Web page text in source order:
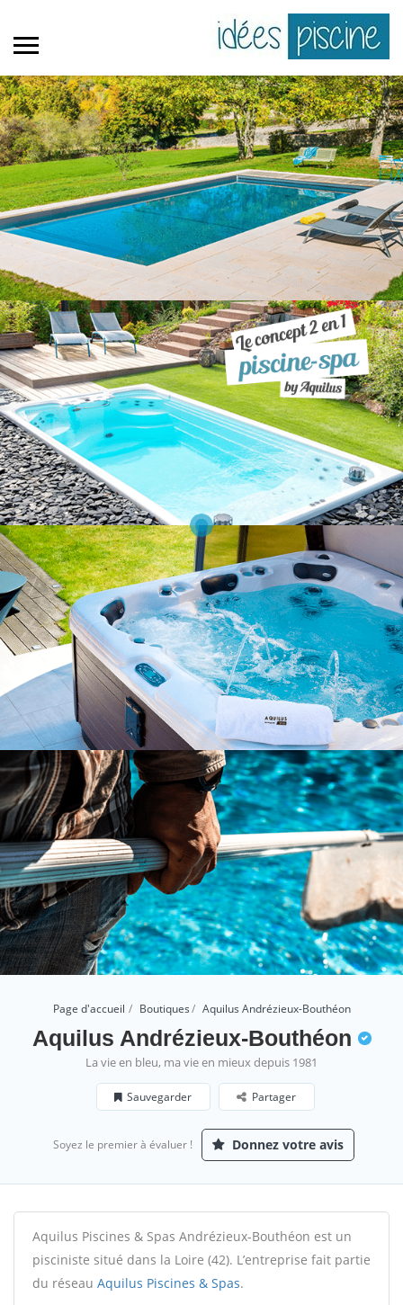
Page d'accueil Boutiques Aquilus Andrézieux-Bouthéon
Aquilus Andrézieux-Bouthéon
La vie en bleu, ma vie en mieux depuis 1981
Sauvegarder Partager
Soyez le premier à évaluer ! Donnez votre avis
Aquilus Piscines & Spas Andrézieux-Bouthéon est un
pisciniste situé dans la Loire (42). L’entreprise fait partie
du réseau Aquilus Piscines & Spas.